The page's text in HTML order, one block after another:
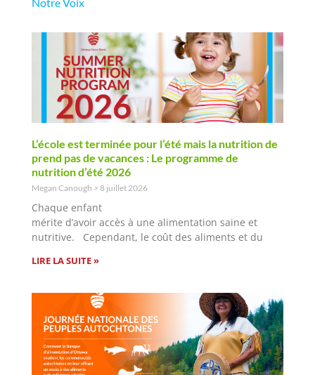
L’école est terminée pour l’été mais la nutrition de
prend pas de vacances : Le programme de
nutrition d’été 2026
Megan Canough 8 juillet 2026
Chaque enfant
mérite d’avoir accès à une alimentation saine et
nutritive. Cependant, le coût des aliments et du
LIRE LA SUITE »